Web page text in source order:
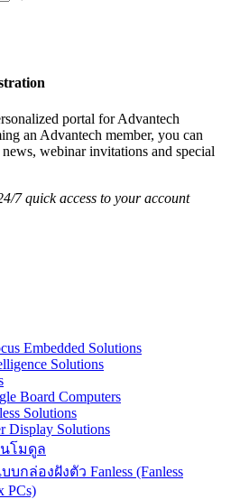
portal for Advantech
an Advantech member, you can
webinar invitations and special
7 quick access to your account
Embedded Solutions
Solutions
Board Computers
Solutions
Display Solutions
โมดูล
กล่องฝังตัว Fanless (Fanless
PCs)